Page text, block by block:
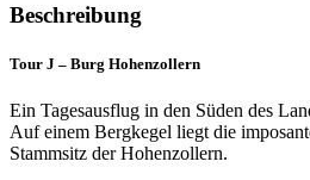
Beschreibung
Tour J – Burg Hohenzollern
Ein Tagesausflug in den Süden des
Auf einem Bergkegel liegt die
Stammsitz der Hohenzollern.